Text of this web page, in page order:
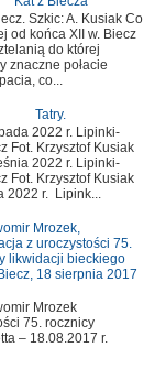
Szkic: A. Kusiak Co
od końca XII w. Biecz
do której
znaczne połacie
co...
Tatry.
2022 r. Lipinki-
Fot. Krzysztof Kusiak
2022 r. Lipinki-
Fot. Krzysztof Kusiak
2022 r. Lipink...
Mrozek,
z uroczystości 75.
likwidacji bieckiego
18 sierpnia 2017
Mrozek
75. rocznicy
– 18.08.2017 r.